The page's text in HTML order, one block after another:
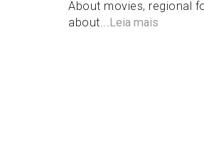
About movies, regional
about...Leia mais